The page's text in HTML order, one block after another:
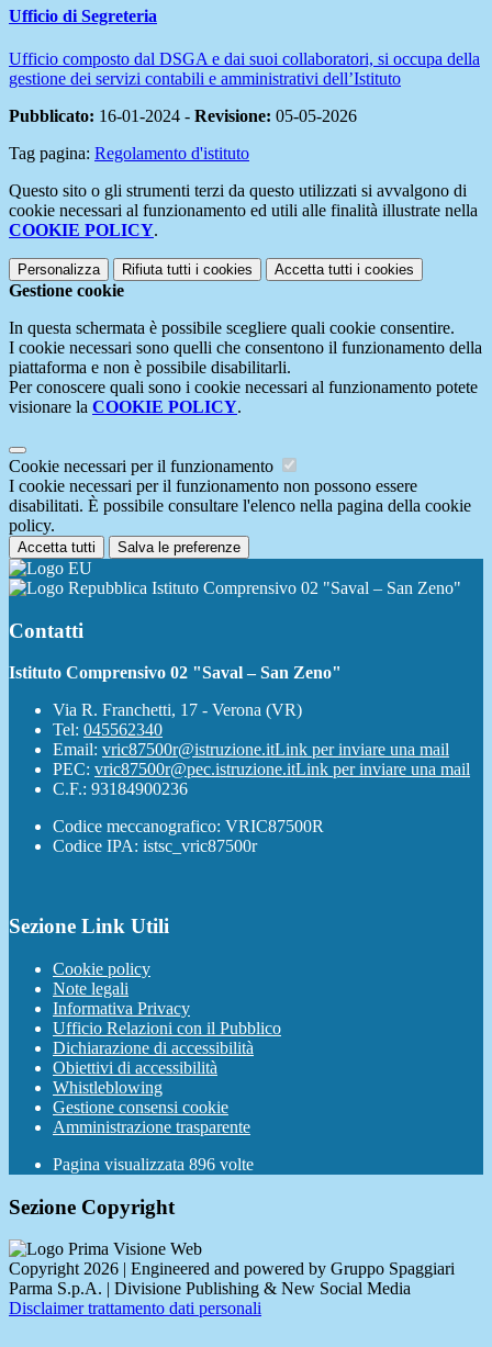
Ufficio di Segreteria
Ufficio composto dal DSGA e dai suoi collaboratori, si occupa della
gestione dei servizi contabili e amministrativi dell’Istituto
Pubblicato: 16-01-2024 - Revisione: 05-05-2026
Tag pagina: Regolamento d'istituto
Questo sito o gli strumenti terzi da questo utilizzati si avvalgono di
cookie necessari al funzionamento ed utili alle finalità illustrate nella
COOKIE POLICY.
Personalizza Rifiuta tutti i cookies Accetta tutti i cookies
Gestione cookie
In questa schermata è possibile scegliere quali cookie consentire.
I cookie necessari sono quelli che consentono il funzionamento della
piattaforma e non è possibile disabilitarli.
Per conoscere quali sono i cookie necessari al funzionamento potete
visionare la COOKIE POLICY.
Cookie necessari per il funzionamento
I cookie necessari per il funzionamento non possono essere
disabilitati. È possibile consultare l'elenco nella pagina della cookie
policy.
Accetta tutti Salva le preferenze
Istituto Comprensivo 02 "Saval – San Zeno"
Contatti
Istituto Comprensivo 02 "Saval – San Zeno"
Via R. Franchetti, 17 - Verona (VR)
Tel: 045562340
Email: vric87500r@istruzione.itLink per inviare una mail
PEC: vric87500r@pec.istruzione.itLink per inviare una mail
C.F.: 93184900236
Codice meccanografico: VRIC87500R
Codice IPA: istsc_vric87500r
Sezione Link Utili
Cookie policy
Note legali
Informativa Privacy
Ufficio Relazioni con il Pubblico
Dichiarazione di accessibilità
Obiettivi di accessibilità
Whistleblowing
Gestione consensi cookie
Amministrazione trasparente
Pagina visualizzata 896 volte
Sezione Copyright
Copyright 2026 | Engineered and powered by Gruppo Spaggiari
Parma S.p.A. | Divisione Publishing & New Social Media
Disclaimer trattamento dati personali